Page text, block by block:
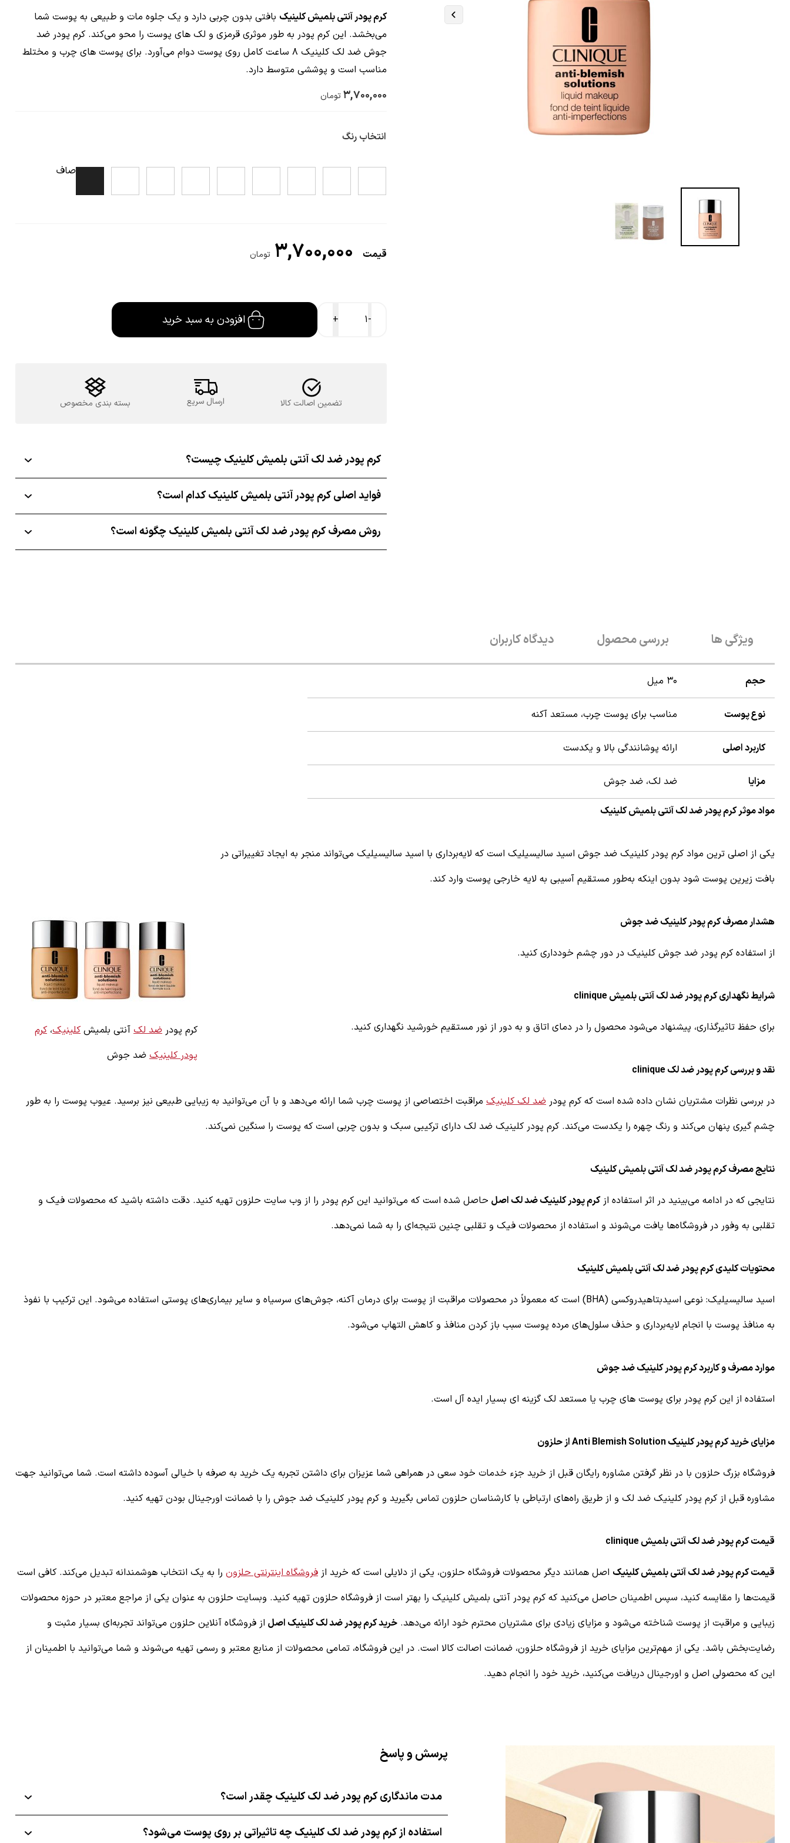
کرم پودر آنتی بلمیش کلینیک بافتی بدون چربی دارد و یک جلوه مات و طبیعی به پوست شما
می‌بخشد. این کرم پودر به طور موثری قرمزی و لک های پوست را محو می‌کند. کرم پودر ضد
جوش ضد لک کلینیک 8 ساعت کامل روی پوست دوام می‌آورد. برای پوست های چرب و مختلط
مناسب است و پوششی متوسط دارد.
3,700,000تومان
انتخاب رنگ
صاف
3,700,000 تومان
-پودر
+ افزودن به سبد خرید
تضمین اصالت کالا ارسال سریع بسته بندی مخصوص
کرم پودر ضد لک آنتی بلمیش کلینیک چیست؟
فواید اصلی کرم پودر آنتی بلمیش کلینیک کدام است؟
روش مصرف کرم پودر ضد لک آنتی بلمیش کلینیک چگونه است؟
ویژگی ها بررسی محصول دیدگاه کاربران
حجم ۳۰ میل
نوع پوست مناسب برای پوست چرب، مستعد آکنه
کاربرد اصلی ارائه پوشانندگی بالا و یکدست
مزایا ضد لک، ضد جوش
مواد موثر کرم پودر ضد لک آنتی بلمیش کلینیک
کرم پودر ضد لک آنتی بلمیش کلینیک، کرم
پودر کلینیک ضد جوش
یکی از اصلی ترین مواد کرم پودر کلینیک ضد جوش اسید سالیسیلیک است که لایه‌برداری با اسید سالیسیلیک می‌تواند منجر به ایجاد تغییراتی در
بافت زیرین پوست شود بدون اینکه به‌طور مستقیم آسیبی به لایه خارجی پوست وارد کند.
هشدار مصرف کرم پودر کلینیک ضد جوش
از استفاده کرم پودر ضد جوش کلینیک در دور چشم خودداری کنید.
شرایط نگهداری کرم پودر ضد لک آنتی بلمیش clinique
برای حفظ تاثیرگذاری، پیشنهاد می‌شود محصول را در دمای اتاق و به دور از نور مستقیم خورشید نگهداری کنید.
نقد و بررسی کرم پودر ضد لک clinique
در بررسی نظرات مشتریان نشان داده شده است که کرم پودر ضد لک کلینیک مراقبت اختصاصی از پوست چرب شما ارائه می‌دهد و با آن می‌توانید به زیبایی طبیعی نیز برسید. عیوب پوست را به طور
چشم گیری پنهان می‌کند و رنگ چهره را یکدست می‌کند. کرم پودر کلینیک ضد لک دارای ترکیبی سبک و بدون چربی است که پوست را سنگین نمی‌کند.
نتایج مصرف کرم پودر ضد لک آنتی بلمیش کلینیک
نتایجی که در ادامه می‌بینید در اثر استفاده ازکرم پودر کلینیک ضد لک اصل حاصل شده است که می‌توانید این کرم پودر را از وب سایت حلزون تهیه کنید. دقت داشته باشید که محصولات فیک و
تقلبی به وفور در فروشگاه‌ها یافت می‌شوند و استفاده از محصولات فیک و تقلبی چنین نتیجه‌ای را به شما نمی‌دهد.
محتویات کلیدی کرم پودر ضد لک آنتی بلمیش کلینیک
اسید سالیسیلیک: نوعی اسیدبتاهیدروکسی (BHA) است که معمولاً در محصولات مراقبت از پوست برای درمان آکنه، جوش‌های سرسیاه و سایر بیماری‌های پوستی استفاده می‌شود. این ترکیب با نفوذ
به منافذ پوست با انجام لایه‌برداری و حذف سلول‌های مرده پوست سبب باز کردن منافذ و کاهش التهاب می‌شود.
موارد مصرف و کاربرد کرم پودر کلینیک ضد جوش
استفاده از این کرم پودر برای پوست های چرب یا مستعد لک گزینه ای بسیار ایده آل است.
مزایای خرید کرم پودر کلینیک Anti Blemish Solution از حلزون
فروشگاه بزرگ حلزون با در نظر گرفتن مشاوره رایگان قبل از خرید جزء خدمات خود سعی در همراهی شما عزیزان برای داشتن تجربه یک خرید به صرفه با خیالی آسوده داشته است. شما می‌توانید جهت
مشاوره قبل از کرم پودر کلینیک ضد لک و از طریق راه‌های ارتباطی با کارشناسان حلزون تماس بگیرید و کرم پودر کلینیک ضد جوش را با ضمانت اورجینال بودن تهیه کنید.
قیمت کرم پودر ضد لک آنتی بلمیش clinique
قیمت کرم پودر ضد لک آنتی بلمیش کلینیک اصل همانند دیگر محصولات فروشگاه حلزون، یکی از دلایلی است که خرید از فروشگاه اینترنتی حلزون را به یک انتخاب هوشمندانه تبدیل می‌کند. کافی است
قیمت‌ها را مقایسه کنید، سپس اطمینان حاصل می‌کنید که کرم پودر آنتی بلمیش کلینیک را بهتر است از فروشگاه حلزون تهیه کنید. وبسایت حلزون به عنوان یکی از مراجع معتبر در حوزه محصولات
زیبایی و مراقبت از پوست شناخته می‌شود و مزایای زیادی برای مشتریان محترم خود ارائه می‌دهد. خرید کرم پودر ضد لک کلینیک اصل از فروشگاه آنلاین حلزون می‌تواند تجربه‌ای بسیار مثبت و
رضایت‌بخش باشد. یکی از مهم‌ترین مزایای خرید از فروشگاه حلزون، ضمانت اصالت کالا است. در این فروشگاه، تمامی محصولات از منابع معتبر و رسمی تهیه می‌شوند و شما می‌توانید با اطمینان از
این که محصولی اصل و اورجینال دریافت می‌کنید، خرید خود را انجام دهید.
پرسش و پاسخ
مدت ماندگاری کرم پودر ضد لک کلینیک چقدر است؟
استفاده از کرم پودر ضد لک کلینیک چه تاثیراتی بر روی پوست می‌شود؟